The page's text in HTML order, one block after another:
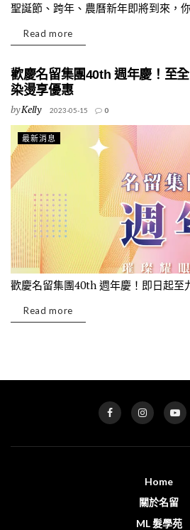
聖誕節、跨年、農曆新年即將到來，
Read more
歡慶名留集團40th 週年慶！至
染燙享優惠
byKelly 2023-05-15 0
最新消息
歡慶名留集團40th 週年慶！即日起至
Read more
Home
關於名留
ML 髮學苑